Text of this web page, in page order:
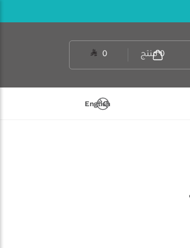
0 منتج 0
English